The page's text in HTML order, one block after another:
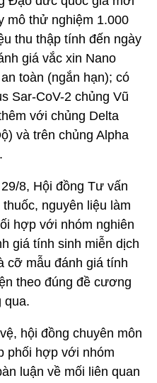
mô thử nghiệm 1.000
thu thập tính đến ngày
giá vắc xin Nano
toàn (ngắn hạn); có
Sar-CoV-2 chủng Vũ
với chủng Delta
và trên chủng Alpha
8, Hội đồng Tư vấn
nguyên liệu làm
hợp với nhóm nghiên
giá tính sinh miễn dịch
cỡ mẫu đánh giá tính
theo đúng đề cương
qua.
hội đồng chuyên môn
phối hợp với nhóm
luận về mối liên quan